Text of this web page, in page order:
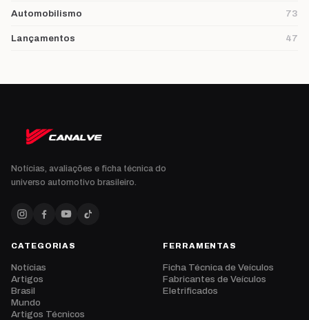
Automobilismo 73
Lançamentos 47
Notícias, avaliações e ficha técnica do
universo automotivo brasileiro.
CATEGORIAS
Notícias
Artigos
Brasil
Mundo
Artigos Técnicos
FERRAMENTAS
Ficha Técnica de Veículos
Fabricantes de Veículos
Eletrificados